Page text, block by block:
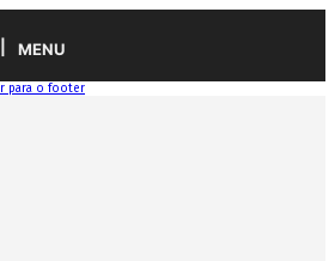
MENU
Ir para o footer